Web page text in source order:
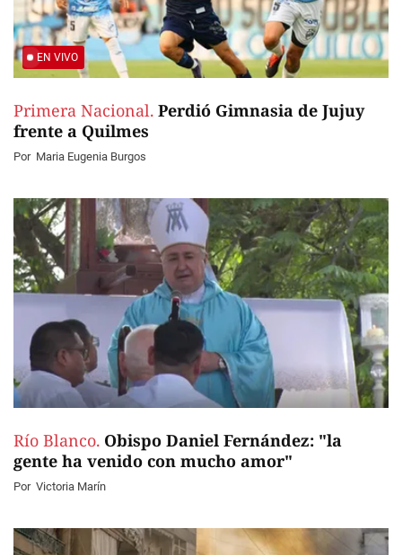
EN VIVO
Primera Nacional. Perdió Gimnasia de Jujuy
frente a Quilmes
Por Maria Eugenia Burgos
Río Blanco. Obispo Daniel Fernández: "la
gente ha venido con mucho amor"
Por Victoria Marín